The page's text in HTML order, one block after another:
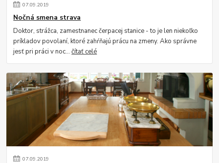
07.09.2019
Nočná smena strava
Doktor, strážca, zamestnanec čerpacej stanice - to je len niekoľko
príkladov povolaní, ktoré zahŕňajú prácu na zmeny. Ako správne
jesť pri práci v noc...čítať celé
07.09.2019